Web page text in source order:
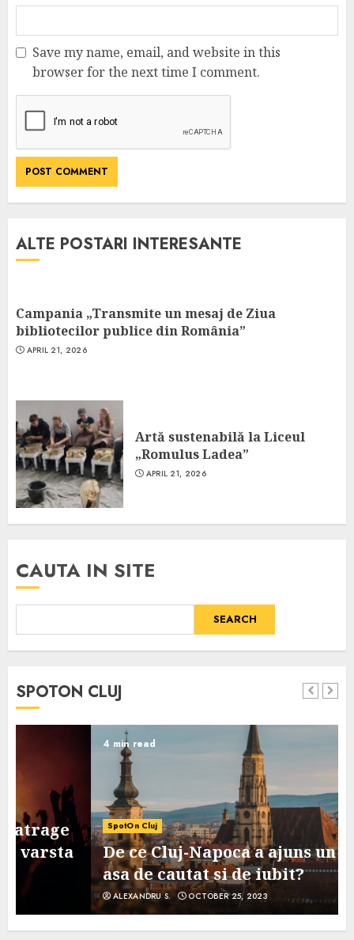
Save my name, email, and website in this
browser for the next time I comment.
ALTE POSTARI INTERESANTE
Campania „Transmite un mesaj de Ziua
bibliotecilor publice din România”
APRIL 21, 2026
Artă sustenabilă la Liceul
„Romulus Ladea”
APRIL 21, 2026
CAUTA IN SITE
SEARCH
SPOTON CLUJ
SpotOn Cluj
De ce Cluj-Napoca a ajuns un oras
asa de cautat si de iubit?
ALEXANDRU S. OCTOBER 25, 2023